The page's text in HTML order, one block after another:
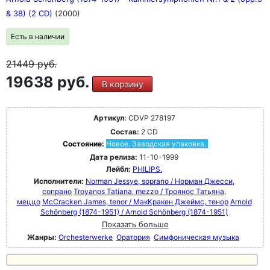
Рахманинова, Сибелиуса, Айвза, Яначека, Равеля и
многих других.
& 38) (2 CD) (2000)
Есть в наличии
21449руб.
19638 руб. В корзину
Артикул: CDVP 278197
Состав: 2 CD
Состояние: Новое. Заводская упаковка.
Дата релиза: 11-10-1999
Лейбл: PHILIPS.
Исполнители: Norman Jessye, soprano / Норман Джесси,
сопрано Troyanos Tatiana, mezzo / Троянос Татьяна,
меццо McCracken James, tenor / МакКракен Джеймс, тенор Arnold
Schönberg (1874-1951) / Arnold Schönberg (1874-1951)
Показать больше
Жанры: Orchesterwerke Оратория Симфоническая музыка